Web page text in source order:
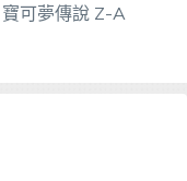
寶可夢傳說 Z-A